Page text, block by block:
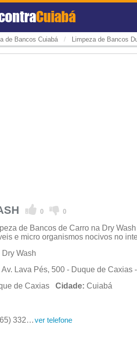
Cuiabá
de Bancos Cuiabá / Limpeza de Bancos
0 0
de Bancos de Carro na Dry
e micro organismos nocivos no
Dry Wash
Av. Lava Pés, 500 - Duque de Caxias
de Caxias Cidade: Cuiabá
3324-1891 ver telefone